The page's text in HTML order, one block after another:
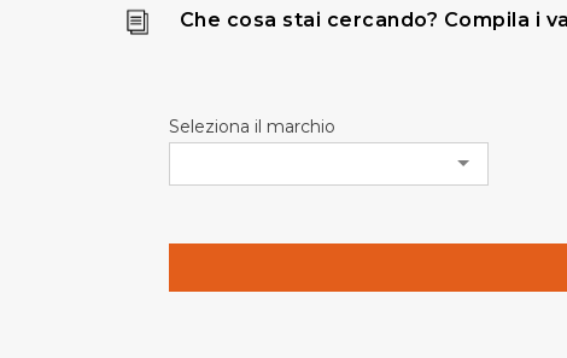
Che cosa stai cercando? Compila i
Seleziona il marchio